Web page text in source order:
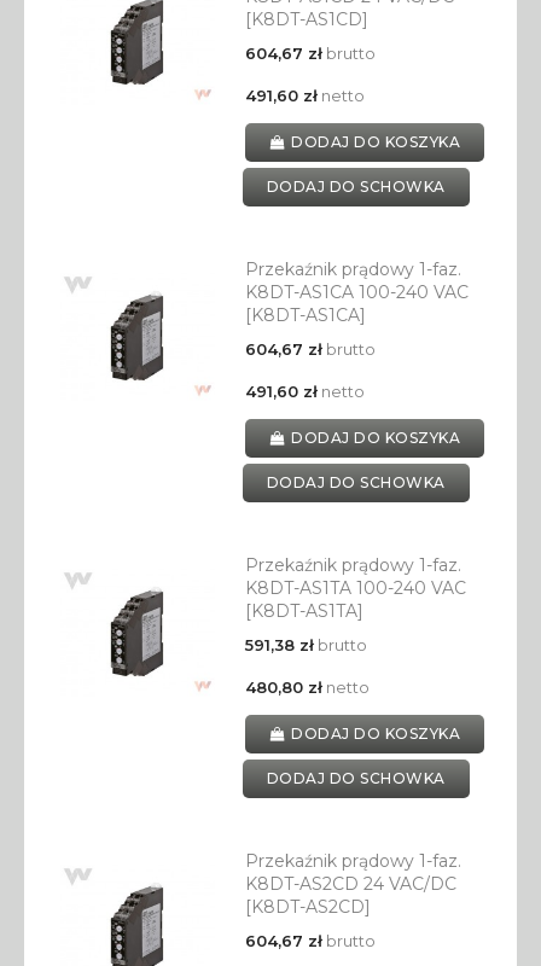
[K8DT-AS1CD]
604,67 złbrutto
491,60 złnetto
DODAJ DO KOSZYKA
DODAJ DO SCHOWKA
Przekaźnik prądowy 1-faz.
K8DT-AS1CA 100-240 VAC
[K8DT-AS1CA]
604,67 złbrutto
491,60 złnetto
DODAJ DO KOSZYKA
DODAJ DO SCHOWKA
Przekaźnik prądowy 1-faz.
K8DT-AS1TA 100-240 VAC
[K8DT-AS1TA]
591,38 złbrutto
480,80 złnetto
DODAJ DO KOSZYKA
DODAJ DO SCHOWKA
Przekaźnik prądowy 1-faz.
K8DT-AS2CD 24 VAC/DC
[K8DT-AS2CD]
604,67 złbrutto